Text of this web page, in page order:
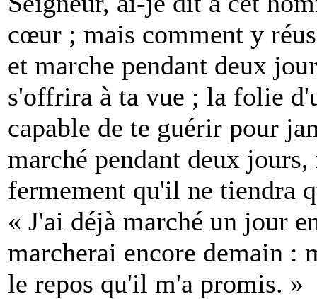
cœur ; mais comment y
et marche pendant deux
s'offrira à ta vue ; la folie
capable de te guérir pour
marché pendant deux
fermement qu'il ne tiendra
« J'ai déjà marché un jour
marcherai encore demain :
le repos qu'il m'a promis. »